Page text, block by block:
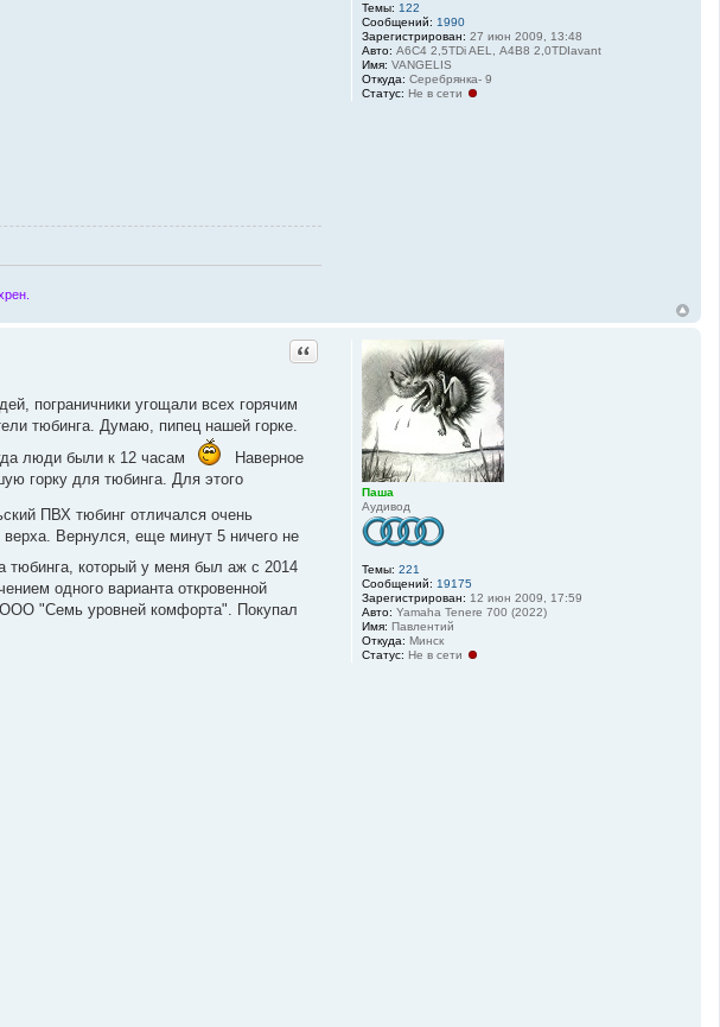
Темы: 122
Сообщений: 1990
Зарегистрирован: 27 июн 2009, 13:48
Авто: A6C4 2,5TDi AEL, А4В8 2,0TDIavant
Имя: VANGELIS
Откуда: Серебрянка- 9
Статус: Не в сети
Паша
Аудивод
Темы: 221
Сообщений: 19175
Зарегистрирован: 12 июн 2009, 17:59
Авто: Yamaha Tenere 700 (2022)
Имя: Павлентий
Откуда: Минск
Статус: Не в сети
Цитата
пограничники угощали всех горячим
тюбинга. Думаю, пипец нашей горке.
люди были к 12 часам
Наверное
горку для тюбинга. Для этого
ПВХ тюбинг отличался очень
Вернулся, еще минут 5 ничего не
тюбинга, который у меня был аж с 2014
одного варианта откровенной
"Семь уровней комфорта". Покупал